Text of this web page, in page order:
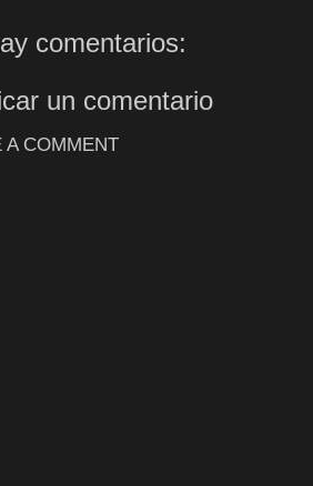
comentarios:
un comentario
A COMMENT